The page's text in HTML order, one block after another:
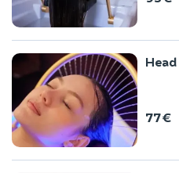
77 €